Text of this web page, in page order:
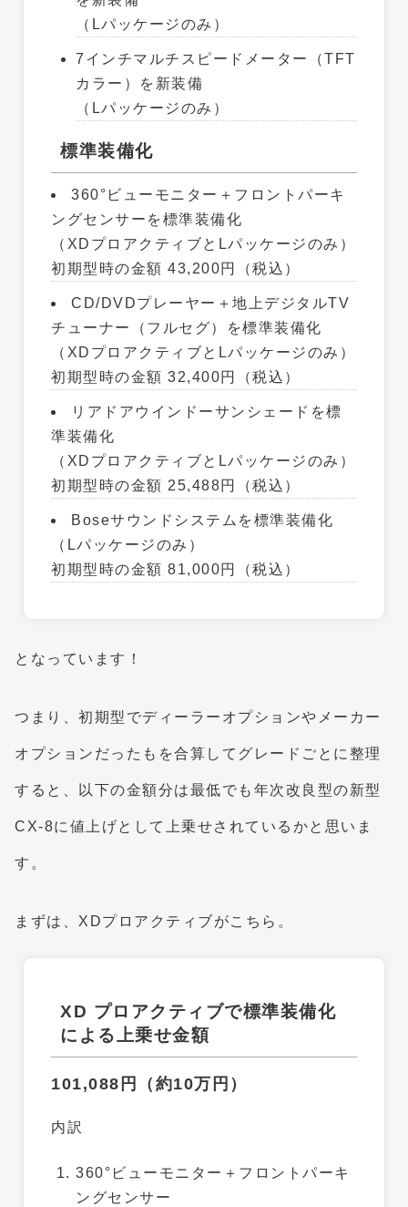
（Lパッケージのみ）
7インチマルチスピードメーター（TFT
カラー）を新装備
（Lパッケージのみ）
標準装備化
360°ビューモニター＋フロントパーキ
ングセンサーを標準装備化
（XDプロアクティブとLパッケージのみ）
初期型時の金額 43,200円（税込）
CD/DVDプレーヤー＋地上デジタルTV
チューナー（フルセグ）を標準装備化
（XDプロアクティブとLパッケージのみ）
初期型時の金額 32,400円（税込）
リアドアウインドーサンシェードを標
準装備化
（XDプロアクティブとLパッケージのみ）
初期型時の金額 25,488円（税込）
Boseサウンドシステムを標準装備化
（Lパッケージのみ）
初期型時の金額 81,000円（税込）
となっています！
つまり、初期型でディーラーオプションやメーカー
オプションだったもを合算してグレードごとに整理
すると、以下の金額分は最低でも年次改良型の新型
CX-8に値上げとして上乗せされているかと思いま
す。
まずは、XDプロアクティブがこちら。
XD プロアクティブで標準装備化
による上乗せ金額
101,088円（約10万円）
内訳
360°ビューモニター＋フロントパーキ
ングセンサー